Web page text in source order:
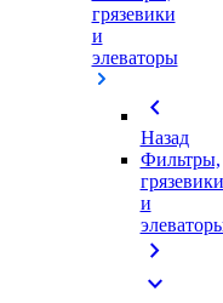
грязевики
и
элеваторы
chevron_left
Назад
Фильтры,
грязевики
и
chevron_right
expand_more